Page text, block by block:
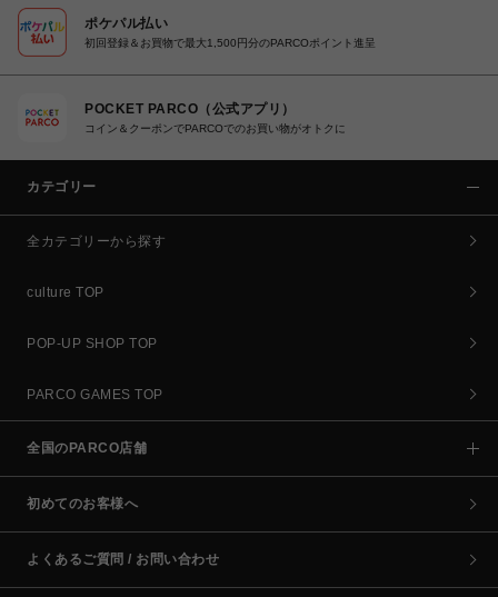
ポケパル払い
初回登録＆お買物で最大1,500円分のPARCOポイント進呈
POCKET PARCO（公式アプリ）
コイン＆クーポンでPARCOでのお買い物がオトクに
カテゴリー
全カテゴリーから探す
culture TOP
POP-UP SHOP TOP
PARCO GAMES TOP
全国のPARCO店舗
初めてのお客様へ
よくあるご質問 / お問い合わせ